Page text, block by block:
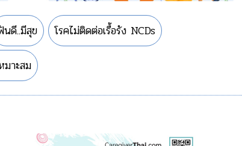
นดี..มีสุข โรคไม่ติดต่อเรื้อรัง NCDs
มาะสม